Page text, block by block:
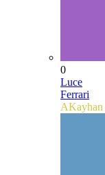
0
Luce
Ferrari
AKayhan